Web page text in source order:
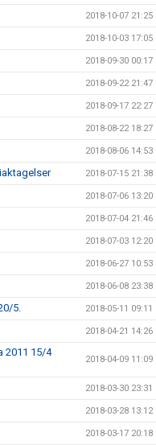
2018-10-07 21:25
2018-10-03 17:05
2018-09-30 00:17
2018-09-22 21:47
2018-09-17 22:27
2018-08-22 18:27
2018-08-06 14:53
2018-07-15 21:38
2018-07-06 13:20
2018-07-04 21:46
2018-07-03 12:20
2018-06-27 10:53
2018-06-08 23:38
5. 2018-05-11 09:11
2018-04-21 14:26
2011 15/4
2018-04-09 11:09
2018-03-30 23:31
2018-03-28 13:12
2018-03-17 20:18